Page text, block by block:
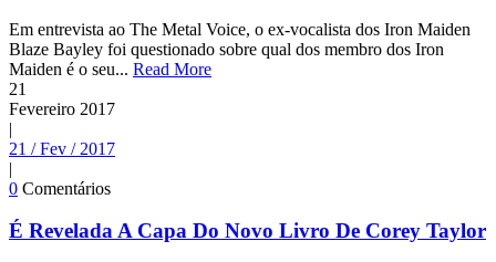
Em entrevista ao The Metal Voice, o ex-vocalista dos Iron Maiden
Blaze Bayley foi questionado sobre qual dos membro dos Iron
Maiden é o seu... Read More
21
Fevereiro 2017
|
21 / Fev / 2017
|
0 Comentários
É Revelada A Capa Do Novo Livro De Corey Taylor